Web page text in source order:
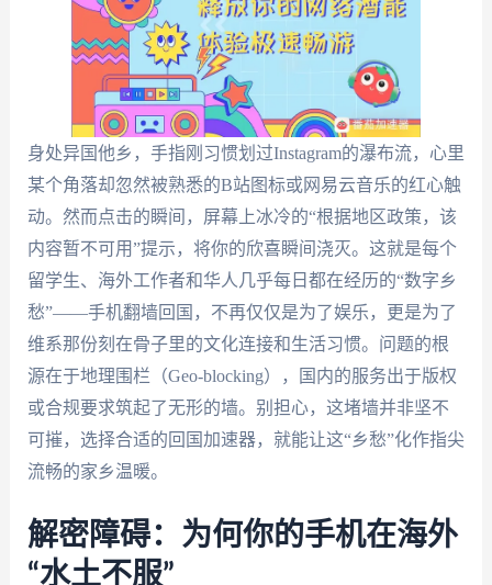
身处异国他乡，手指刚习惯划过Instagram的瀑布流，心里
某个角落却忽然被熟悉的B站图标或网易云音乐的红心触
动。然而点击的瞬间，屏幕上冰冷的“根据地区政策，该
内容暂不可用”提示，将你的欣喜瞬间浇灭。这就是每个
留学生、海外工作者和华人几乎每日都在经历的“数字乡
愁”——手机翻墙回国，不再仅仅是为了娱乐，更是为了
维系那份刻在骨子里的文化连接和生活习惯。问题的根
源在于地理围栏（Geo-blocking），国内的服务出于版权
或合规要求筑起了无形的墙。别担心，这堵墙并非坚不
可摧，选择合适的回国加速器，就能让这“乡愁”化作指尖
流畅的家乡温暖。
解密障碍：为何你的手机在海外
“水土不服”